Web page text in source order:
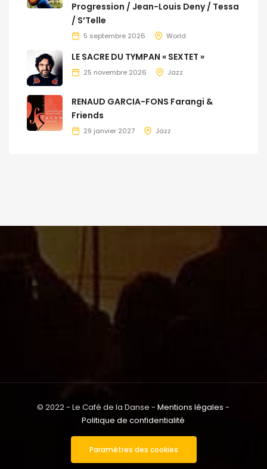
Progression / Jean-Louis Deny / Tessa
/ S’Telle
5 septembre 2026 World
LE SACRE DU TYMPAN « SEXTET »
25 novembre 2026 Jazz
RENAUD GARCIA-FONS Farangi &
Friends
29 janvier 2027 Jazz
© 2022 - Le Café de la Danse -Mentions légales -
Politique de confidentialité
Paramètres des cookies